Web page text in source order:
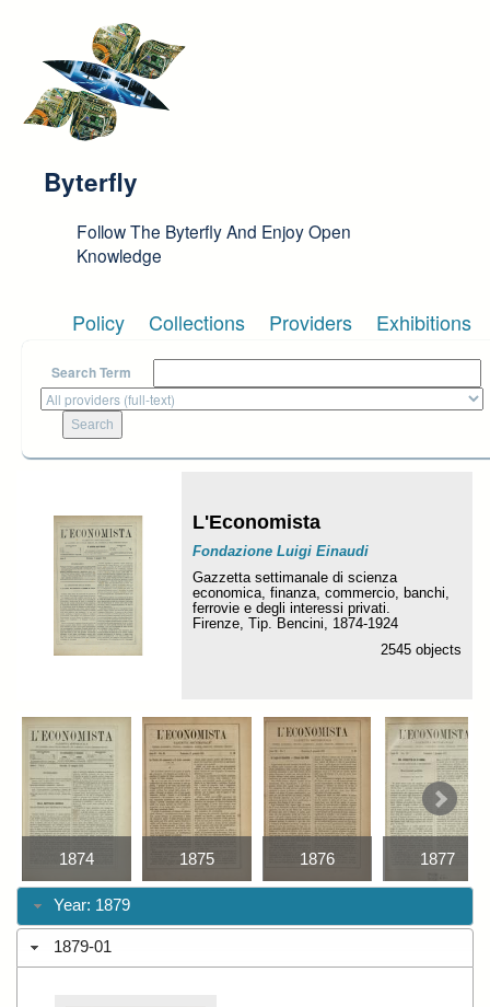
Byterfly
Follow The Byterfly And Enjoy Open
Knowledge
Policy Collections Providers Exhibitions
Search Term
L'Economista
Fondazione Luigi Einaudi
Gazzetta settimanale di scienza
economica, finanza, commercio, banchi,
ferrovie e degli interessi privati.
Firenze, Tip. Bencini, 1874-1924
2545 objects
1874 1875 1876 1877
Year: 1879
1879-01